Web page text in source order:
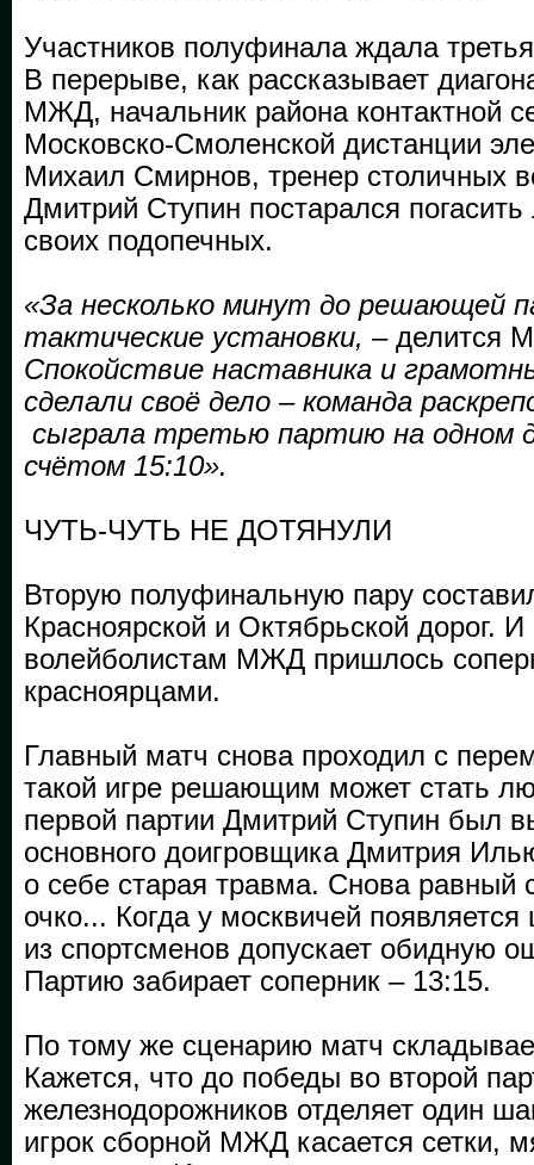
Участников полуфинала ждала
В перерыве, как рассказывает
МЖД, начальник района контактной
Московско-Смоленской дистанции
Михаил Смирнов, тренер столичных
Дмитрий Ступин постарался
своих подопечных.
«За несколько минут до решающей
тактические установки, – делится
Спокойствие наставника и
сделали своё дело – команда
сыграла третью партию на одном
счётом 15:10».
ЧУТЬ-ЧУТЬ НЕ ДОТЯНУЛИ
Вторую полуфинальную пару
Красноярской и Октябрьской дорог.
волейболистам МЖД пришлось
красноярцами.
Главный матч снова проходил с
такой игре решающим может стать
первой партии Дмитрий Ступин был
основного доигровщика Дмитрия
о себе старая травма. Снова равный
очко... Когда у москвичей
из спортсменов допускает обидную
Партию забирает соперник – 13:15.
По тому же сценарию матч
Кажется, что до победы во второй
железнодорожников отделяет один
игрок сборной МЖД касается сетки,